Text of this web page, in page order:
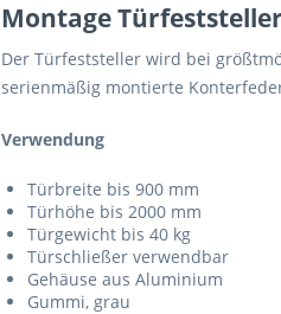
Montage Türfeststeller
Der Türfeststeller wird bei
serienmäßig montierte
Verwendung
Türbreite bis 900 mm
Türhöhe bis 2000 mm
Türgewicht bis 40 kg
Türschließer verwendbar
Gehäuse aus Aluminium
Gummi, grau